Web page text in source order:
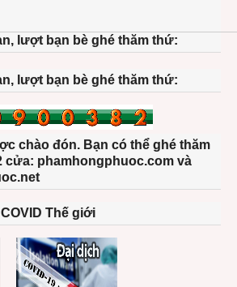
lượt bạn bè ghé thăm thứ:
lượt bạn bè ghé thăm thứ:
chào đón. Bạn có thể ghé thăm
cửa: phamhongphuoc.com và
Thế giới